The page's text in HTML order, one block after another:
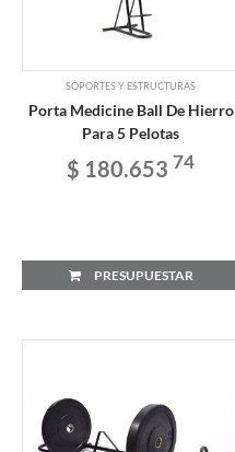
SOPORTES Y ESTRUCTURAS
Porta Medicine Ball De Hierro
Para 5 Pelotas
$ 180.653 74
PRESUPUESTAR